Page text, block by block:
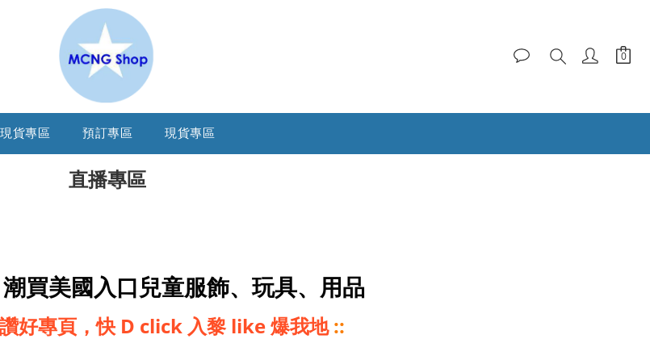
現貨專區 預訂專區 現貨專區
直播專區
買美國入口兒童服飾、玩具、用品
好專頁，快 D click 入黎 like 爆我地::